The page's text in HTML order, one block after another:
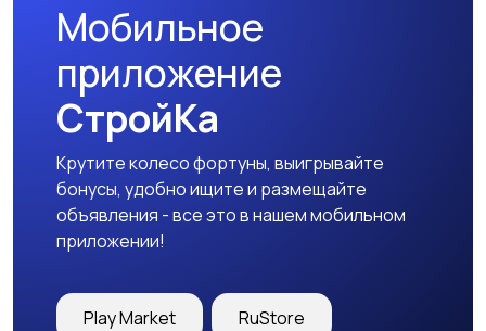
Мобильное
приложение
СтройКа
Крутите колесо фортуны, выигрывайте
бонусы, удобно ищите и размещайте
объявления - все это в нашем мобильном
приложении!
Play Market RuStore